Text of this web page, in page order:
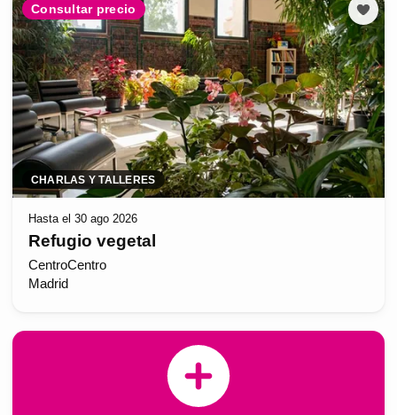
Consultar precio
CHARLAS Y TALLERES
Hasta el 30 ago 2026
Refugio vegetal
CentroCentro
Madrid